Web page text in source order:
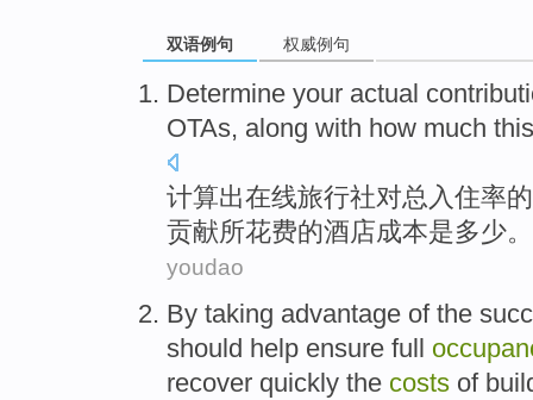
双语例句 权威例句
Determine your actual
OTAs, along with how much this
计算出在线旅行社对总入住率的
贡献所花费的酒店成本是多少。
youdao
By taking advantage ofthe
should help ensure full
recover quickly the costs of